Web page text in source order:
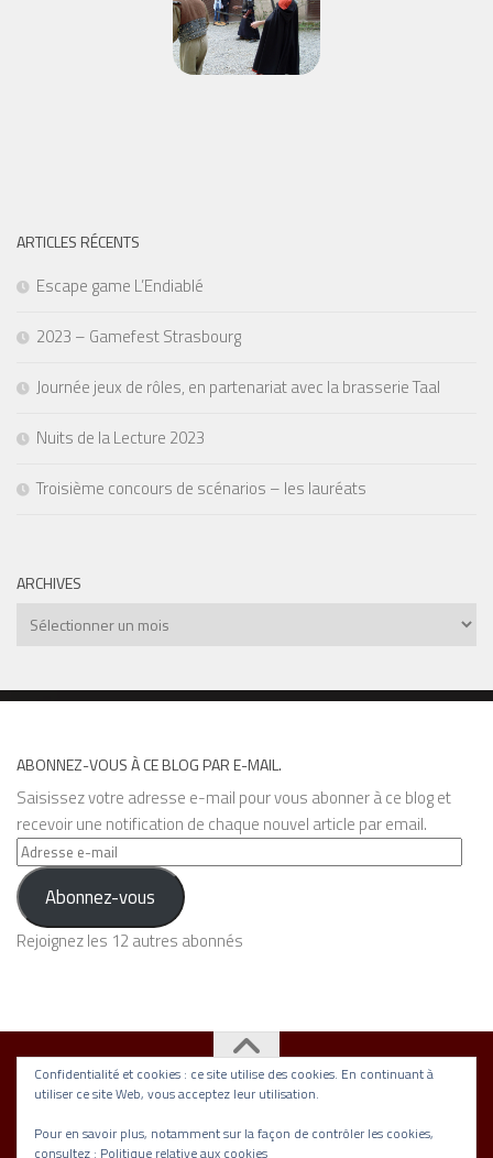
ARTICLES RÉCENTS
Escape game L’Endiablé
2023 – Gamefest Strasbourg
Journée jeux de rôles, en partenariat avec la brasserie Taal
Nuits de la Lecture 2023
Troisième concours de scénarios – les lauréats
ARCHIVES
Archives
ABONNEZ-VOUS À CE BLOG PAR E-MAIL.
Saisissez votre adresse e-mail pour vous abonner à ce blog et
recevoir une notification de chaque nouvel article par email.
Adresse
e-
mail Abonnez-vous
Rejoignez les 12 autres abonnés
Association Nickel © 2026. Tous droits réservés.
Fièrement propulsé par - Conçu parThème Hueman
Confidentialité et cookies : ce site utilise des cookies. En continuant à
utiliser ce site Web, vous acceptez leur utilisation.
Pour en savoir plus, notamment sur la façon de contrôler les cookies,
consultez : Politique relative aux cookies